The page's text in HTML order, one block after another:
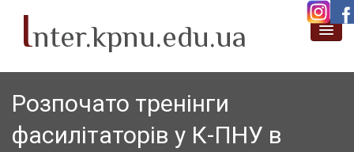
Inter.kpnu.edu.ua
Про нас
Новини
Академічна мобільність
Розпочато тренінги
фасилітаторів у К-ПНУ в